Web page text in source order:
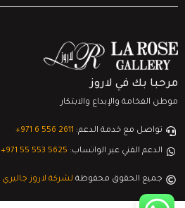
مرحبا بك في لاروز
موطن الفخامة والإبداع والابتكار
تواصل مع خدمة الدعم: ‎+971 6 556 2611
الدعم الفني عبر الواتساب: ‎+971 55 553 5625
جميع الحقوق محفوظة لشركة لاروز جاليري